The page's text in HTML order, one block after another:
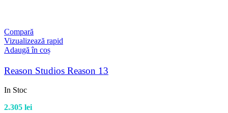
Compară
Vizualizează rapid
Adaugă în coș
Reason Studios Reason 13
In Stoc
2.305 lei